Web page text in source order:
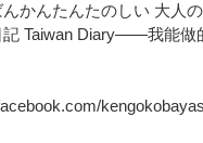
かんたんたのしい 大人の
記 Taiwan Diary——我能做